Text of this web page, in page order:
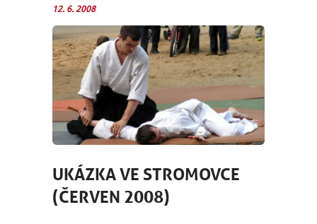
12. 6. 2008
UKÁZKA VE STROMOVCE
(ČERVEN 2008)